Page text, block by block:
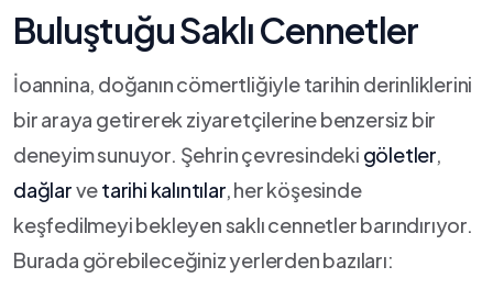
Buluştuğu ⁤Saklı Cennetler
İoannina, doğanın ‍cömertliğiyle ‌tarihin ‍derinliklerini
bir araya getirerek ziyaretçilerine benzersiz bir
deneyim sunuyor. Şehrin​ çevresindeki göletler,
dağlarvetarihi kalıntılar, her köşesinde
keşfedilmeyi bekleyen​ saklı cennetler barındırıyor.
Burada görebileceğiniz yerlerden bazıları: